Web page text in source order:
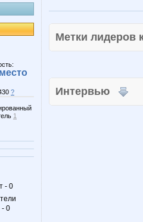
?
1
- 0
- 0
Метки
Интервью